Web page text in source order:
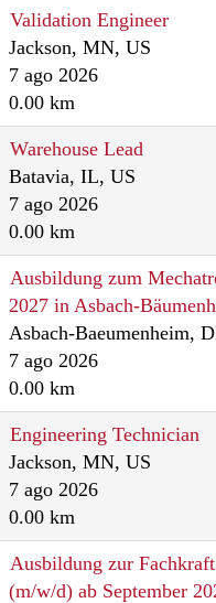
Validation Engineer
Jackson, MN, US
7 ago 2026
0.00 km
Warehouse Lead
Batavia, IL, US
7 ago 2026
0.00 km
Ausbildung zum
2027 in Asbach-
Asbach-Baeumenheim,
7 ago 2026
0.00 km
Engineering Technician
Jackson, MN, US
7 ago 2026
0.00 km
Ausbildung zur
(m/w/d) ab September